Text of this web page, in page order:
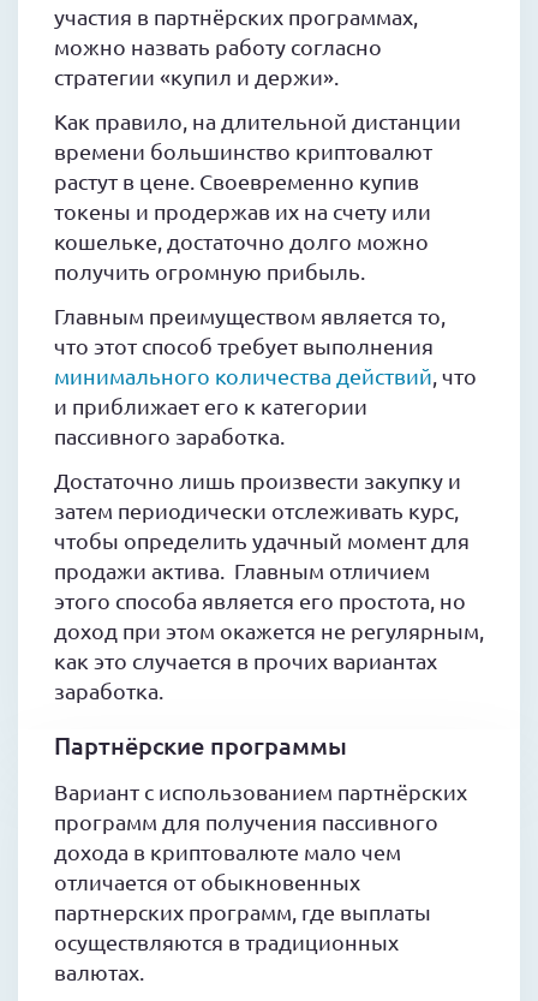
участия в партнёрских программах,
можно назвать работу согласно
стратегии «купил и держи».
Как правило, на длительной дистанции
времени большинство криптовалют
растут в цене. Своевременно купив
токены и продержав их на счету или
кошельке, достаточно долго можно
получить огромную прибыль.
Главным преимуществом является то,
что этот способ требует выполнения
минимального количества действий , что
и приближает его к категории
пассивного заработка.
Достаточно лишь произвести закупку и
затем периодически отслеживать курс,
чтобы определить удачный момент для
продажи актива. Главным отличием
этого способа является его простота, но
доход при этом окажется не регулярным,
как это случается в прочих вариантах
заработка.
Партнёрские программы
Вариант с использованием партнёрских
программ для получения пассивного
дохода в криптовалюте мало чем
отличается от обыкновенных
партнерских программ, где выплаты
осуществляются в традиционных
валютах.